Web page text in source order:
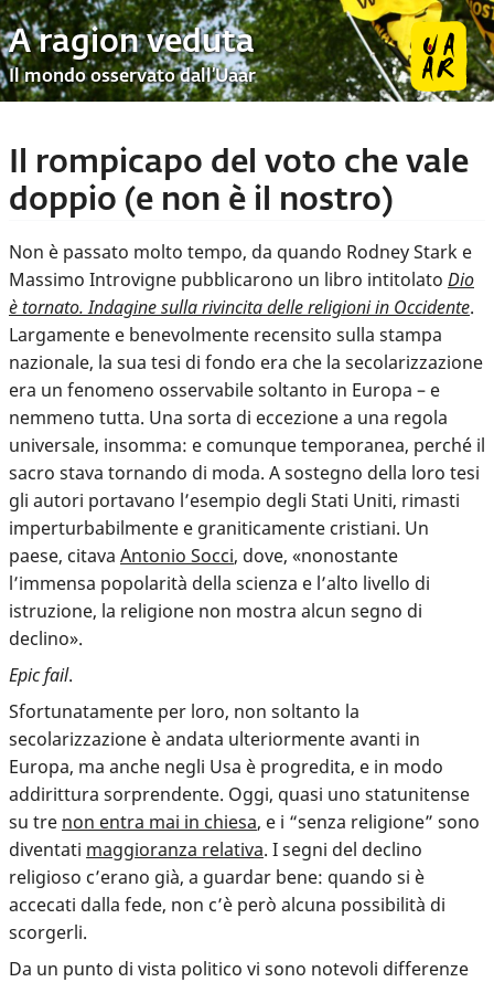
A ragion veduta
Il mondo osservato dall’Uaar
Il rompicapo del voto che vale
doppio (e non è il nostro)
Non è passato molto tempo, da quando Rodney Stark e
Massimo Introvigne pubblicarono un libro intitolato Dio
è tornato. Indagine sulla rivincita delle religioni in Occidente.
Largamente e benevolmente recensito sulla stampa
nazionale, la sua tesi di fondo era che la secolarizzazione
era un fenomeno osservabile soltanto in Europa – e
nemmeno tutta. Una sorta di eccezione a una regola
universale, insomma: e comunque temporanea, perché il
sacro stava tornando di moda. A sostegno della loro tesi
gli autori portavano l’esempio degli Stati Uniti, rimasti
imperturbabilmente e graniticamente cristiani. Un
paese, citava Antonio Socci, dove, «nonostante
l’immensa popolarità della scienza e l’alto livello di
istruzione, la religione non mostra alcun segno di
declino».
Epic fail.
Sfortunatamente per loro, non soltanto la
secolarizzazione è andata ulteriormente avanti in
Europa, ma anche negli Usa è progredita, e in modo
addirittura sorprendente. Oggi, quasi uno statunitense
su tre non entra mai in chiesa, e i “senza religione” sono
diventati maggioranza relativa. I segni del declino
religioso c’erano già, a guardar bene: quando si è
accecati dalla fede, non c’è però alcuna possibilità di
scorgerli.
Da un punto di vista politico vi sono notevoli differenze